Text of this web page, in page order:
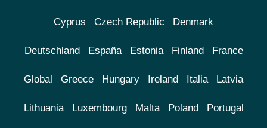
Cyprus Czech Republic Denmark
Deutschland España Estonia Finland France
Global Greece Hungary Ireland Italia Latvia
Lithuania Luxembourg Malta Poland Portugal